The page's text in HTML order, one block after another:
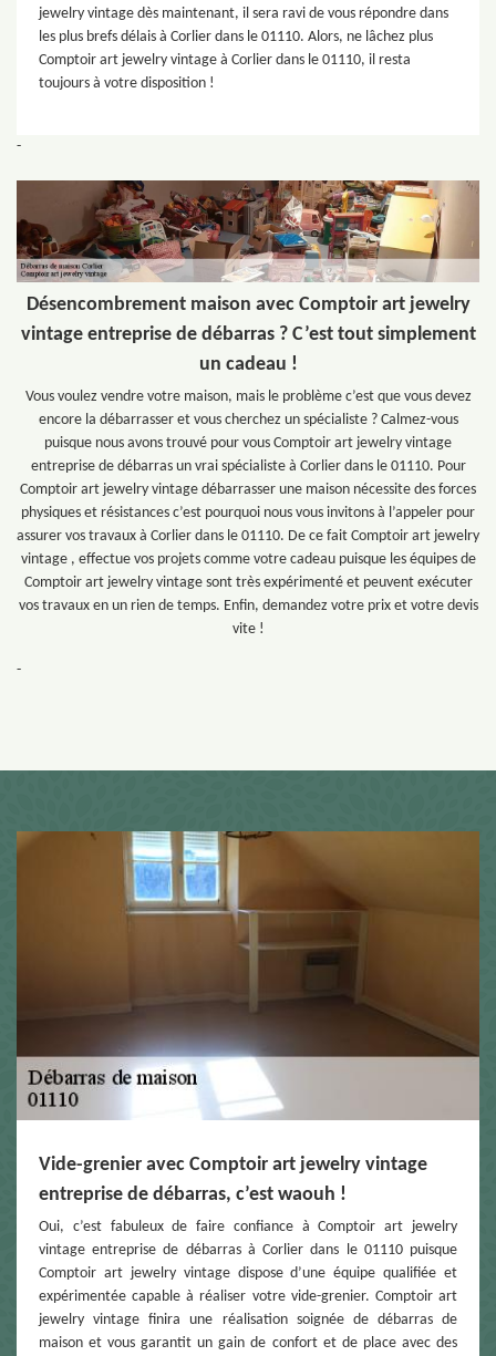
jewelry vintage dès maintenant, il sera ravi de vous répondre dans
les plus brefs délais à Corlier dans le 01110. Alors, ne lâchez plus
Comptoir art jewelry vintage à Corlier dans le 01110, il resta
toujours à votre disposition !
-
Désencombrement maison avec Comptoir art jewelry
vintage entreprise de débarras ? C’est tout simplement
un cadeau !
Vous voulez vendre votre maison, mais le problème c’est que vous devez
encore la débarrasser et vous cherchez un spécialiste ? Calmez-vous
puisque nous avons trouvé pour vous Comptoir art jewelry vintage
entreprise de débarras un vrai spécialiste à Corlier dans le 01110. Pour
Comptoir art jewelry vintage débarrasser une maison nécessite des forces
physiques et résistances c’est pourquoi nous vous invitons à l’appeler pour
assurer vos travaux à Corlier dans le 01110. De ce fait Comptoir art jewelry
vintage , effectue vos projets comme votre cadeau puisque les équipes de
Comptoir art jewelry vintage sont très expérimenté et peuvent exécuter
vos travaux en un rien de temps. Enfin, demandez votre prix et votre devis
vite !
-
Vide-grenier avec Comptoir art jewelry vintage
entreprise de débarras, c’est waouh !
Oui, c’est fabuleux de faire confiance à Comptoir art jewelry
vintage entreprise de débarras à Corlier dans le 01110 puisque
Comptoir art jewelry vintage dispose d’une équipe qualifiée et
expérimentée capable à réaliser votre vide-grenier. Comptoir art
jewelry vintage finira une réalisation soignée de débarras de
maison et vous garantit un gain de confort et de place avec des